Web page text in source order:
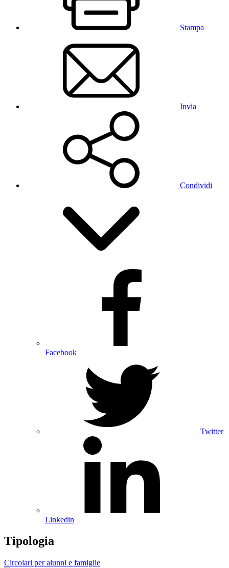
Stampa
Invia
Condividi
Facebook
Twitter
Linkedin
Tipologia
Circolari per alunni e famiglie